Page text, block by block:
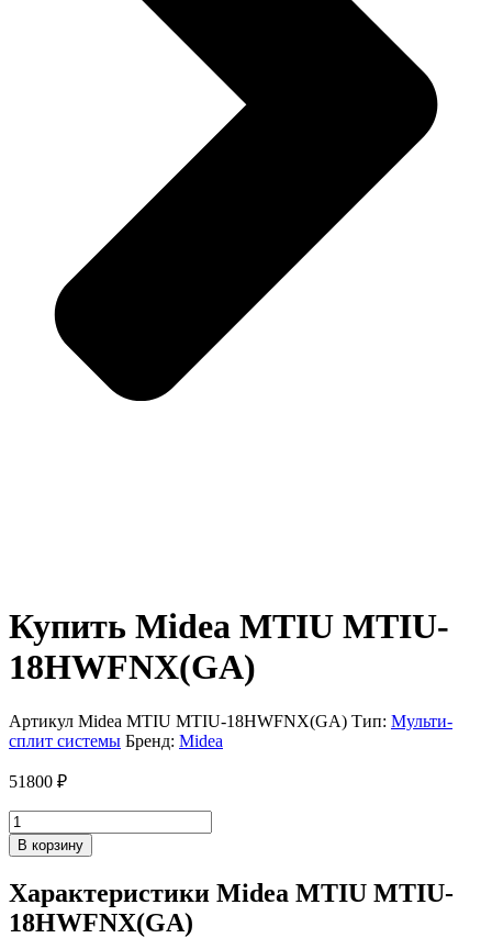
Купить Midea MTIU MTIU-
18HWFNX(GA)
Артикул Midea MTIU MTIU-18HWFNX(GA) Тип: Мульти-
сплит системы Бренд: Midea
51800 ₽
Количество
товара
Midea
MTIU-
18HWFNX(GA)
В корзину
Характеристики Midea MTIU MTIU-
18HWFNX(GA)